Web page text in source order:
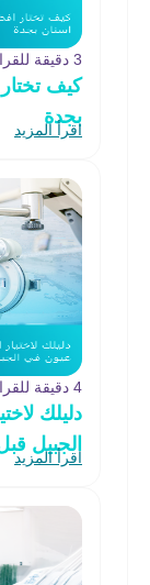
3 دقيقة للقراءة
كيف
بجدة
اقرأ المزيد
4 دقيقة للقراءة
دليلك
الجبيل
اقرأ المزيد